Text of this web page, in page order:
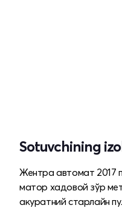
Sotuvchining
Жентра автомат 2017
матор хадовой зўр
акуратний старлайн